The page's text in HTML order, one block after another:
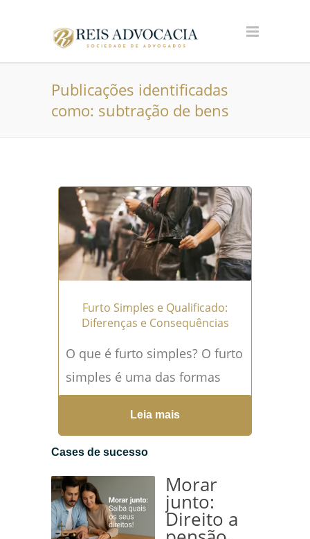
Publicações identificadas
como: subtração de bens
Furto Simples e Qualificado:
Diferenças e Consequências
O que é furto simples? O furto
simples é uma das formas
mais comuns de crime contra
o patrimônio. Ele ocorre
quando alguém subtrai, para
mais →
Leia mais
Cases de sucesso
Morar
junto:
Direito a